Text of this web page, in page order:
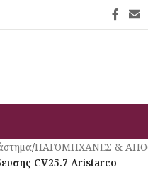
/ΠΑΓΟΜΗΧΑΝΕΣ &
CV25.7 Aristarco